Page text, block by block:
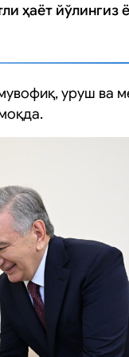
ҳаёт йўлингиз
уруш ва